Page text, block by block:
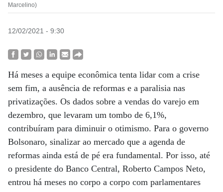
Marcelino)
12/02/2021 - 9:30
Há meses a equipe econômica tenta lidar com a crise
sem fim, a ausência de reformas e a paralisia nas
privatizações. Os dados sobre a vendas do varejo em
dezembro, que levaram um tombo de 6,1%,
contribuíram para diminuir o otimismo. Para o governo
Bolsonaro, sinalizar ao mercado que a agenda de
reformas ainda está de pé era fundamental. Por isso, até
o presidente do Banco Central, Roberto Campos Neto,
entrou há meses no corpo a corpo com parlamentares